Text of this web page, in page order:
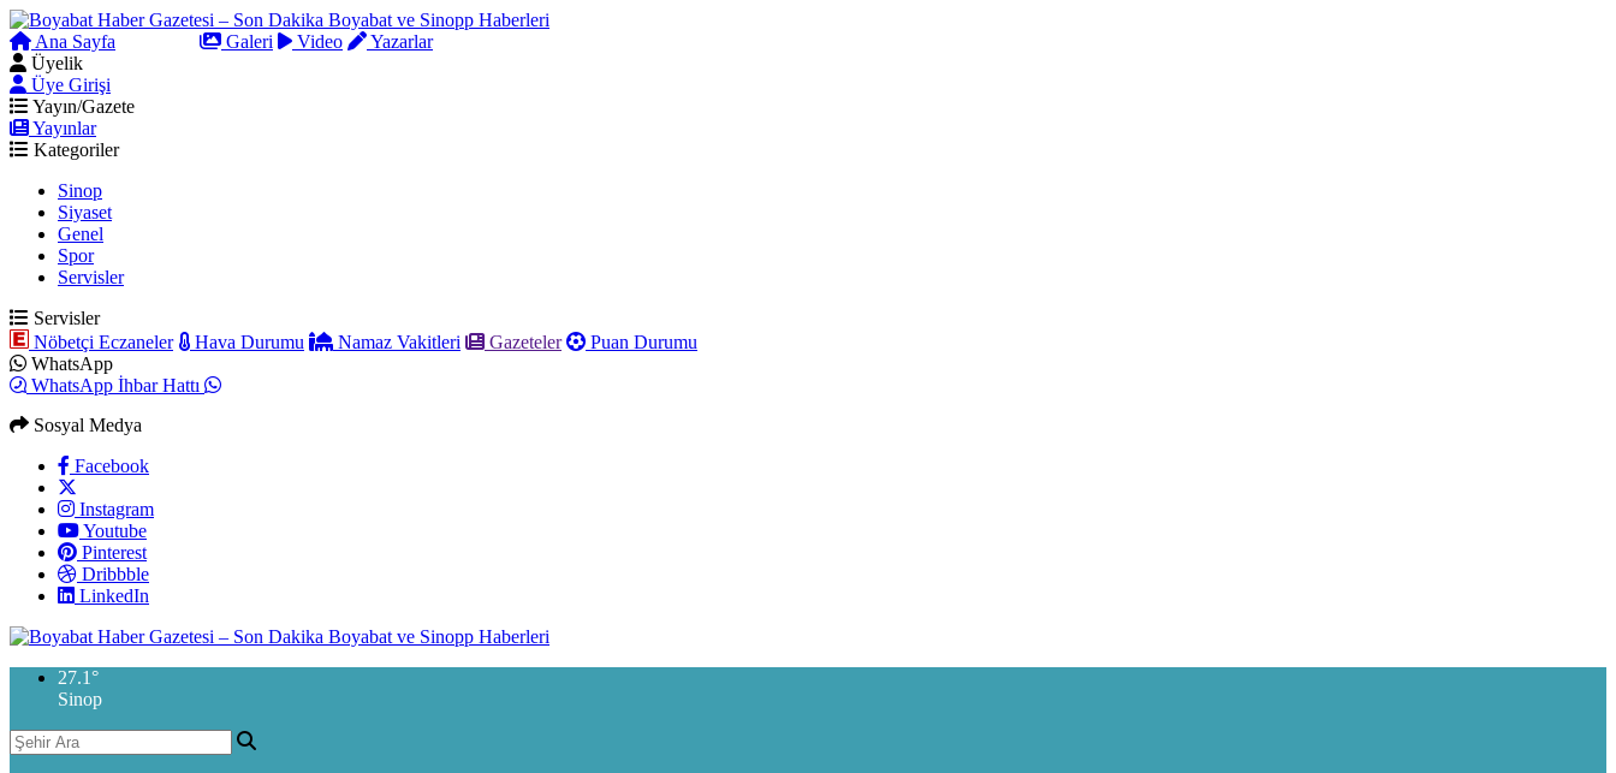
Ana Sayfa Galeri Video
Yazarlar
Üyelik
Üye Girişi
Yayın/Gazete
Yayınlar
Kategoriler
Sinop
Siyaset
Genel
Spor
Servisler
Servisler
Nöbetçi Eczaneler
Hava Durumu Namaz Vakitleri Gazeteler
Puan Durumu
WhatsApp
WhatsApp İhbar Hattı
Sosyal Medya
Facebook
Instagram
Youtube
Pinterest
Dribbble
LinkedIn
27.1 °
Sinop